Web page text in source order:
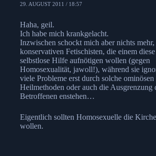
29. AUGUST 2011 / 18:57
Haha, geil.
Ich habe mich krankgelacht.
Inzwischen schockt mich aber nichts
konservativen Fetischisten, die einem
selbstlose Hilfe aufnötigen wollen (gegen
Homosexualität, jawoll!), während sie
viele Probleme erst durch solche ominösen
Heilmethoden oder auch die Ausgrenzung
Betroffenen enstehen…
Eigentlich sollten Homosexuelle die
wollen.